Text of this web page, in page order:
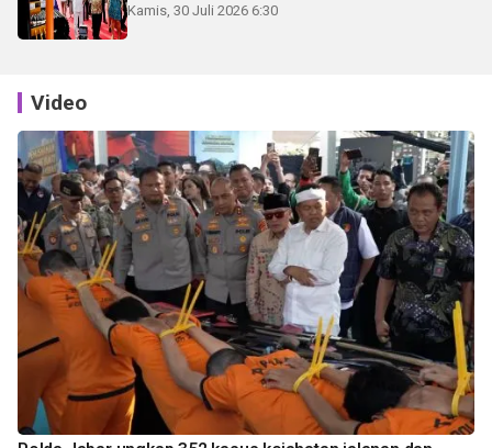
Kamis, 30 Juli 2026 6:30
Video